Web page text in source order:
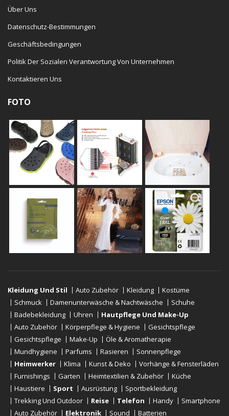
Über Uns
Datenschutz-Bestimmungen
Geschäftsbedingungen
Politik Der Sozialen Verantwortung Von Unternehmen
Kontaktieren Uns
FOTO
Kleidung Und Stil Auto Zubehör Kleidung
Kostüme
Schmuck
Damenunterwäsche & Nachtwäsche
Schuhe
Badebekleidung
Uhren
Hautpflege Und Make-Up
Auto Zubehör
Körperpflege & Hygiene
Gesichtspflege
Gesichtspflege
Make-Up
Öle & Aromatherapie
Mundhygiene
Parfums Rasieren
Sonnenpflege
Heimwerker
Klima Kunst & Deko
Vorhänge & Fensterläden
Furnishings
Garten Heimtextilien & Zubehör
Küche
Haustiere
Sport Ausrüstung
Sportbekleidung
Trekking Und Outdoor
Reise Telefon Handy
Smartphone
Auto Zubehör
Elektronik Sound Batterien